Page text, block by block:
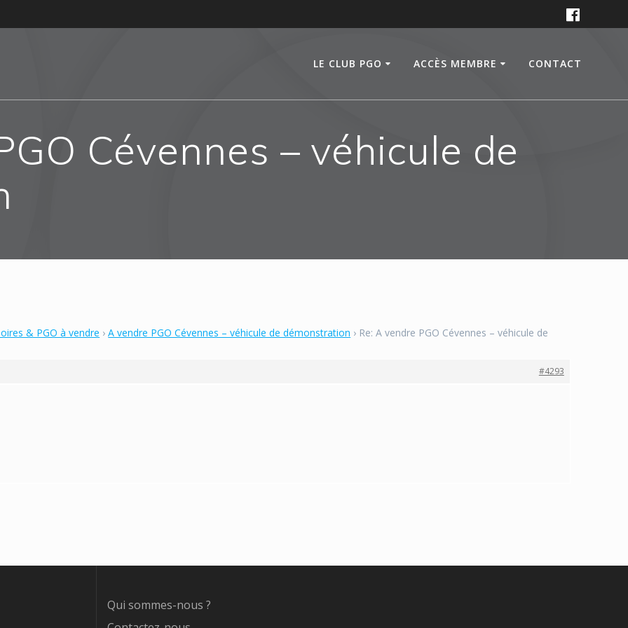
LE CLUB PGO ACCÈS MEMBRE CONTACT
Cévennes – véhicule de
& PGO à vendre › A vendre PGO Cévennes – véhicule de démonstration › Re: A vendre PGO Cévennes – véhicule de
#4293
Qui sommes-nous ?